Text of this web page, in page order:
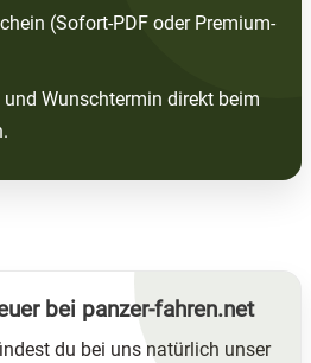
(Sofort-PDF oder Premium-
und Wunschtermin direkt beim
bei panzer-fahren.net
du bei uns natürlich unser